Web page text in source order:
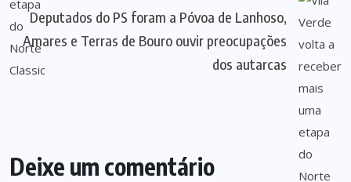
Deputados do PS foram a Póvoa de Lanhoso,
Amares e Terras de Bouro ouvir preocupações
dos autarcas
Deixe um comentário